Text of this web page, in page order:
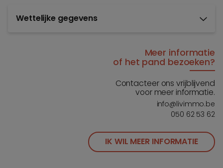
Wettelijke gegevens
Meer informatie
of het pand bezoeken?
Contacteer ons vrijblijvend
voor meer informatie.
info@livimmo.be
050 62 53 62
IK WIL MEER INFORMATIE